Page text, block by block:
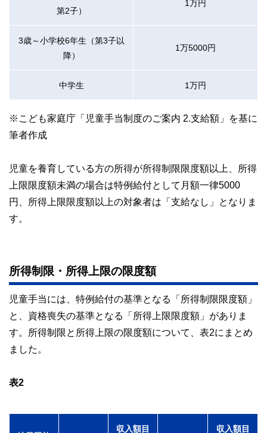
第2子）
1万円
3歳～小学校6年生（第3子以
降）
1万5000円
中学生 1万円
※こども家庭庁「児童手当制度のご案内 2.支給額」を基に
筆者作成
児童を養育している方の所得が所得制限限度額以上、所得
上限限度額未満の場合は特例給付として月額一律5000
円、所得上限限度額以上の対象者は「支給なし」となりま
す。
所得制限・所得上限の限度額
児童手当には、特例給付の基準となる「所得制限限度額」
と、資格喪失の基準となる「所得上限限度額」がありま
す。所得制限と所得上限の限度額について、表2にまとめ
ました。
表2
収入額目
収入額目